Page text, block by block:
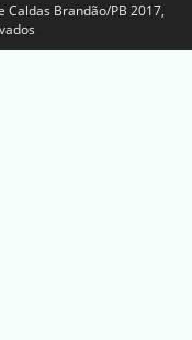
Brandão/PB 2017,